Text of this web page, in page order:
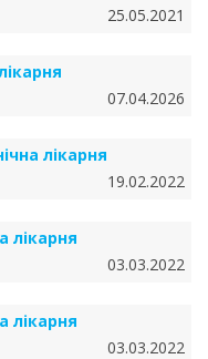
25.05.2021
07.04.2026
лікарня
19.02.2022
лікарня
03.03.2022
лікарня
03.03.2022